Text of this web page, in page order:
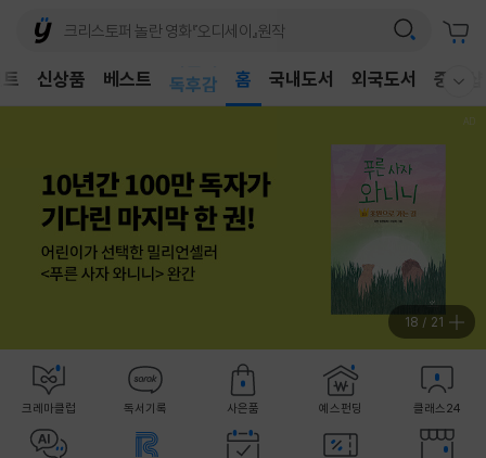
신상품 베스트
독후감
어린이
홈 국내도서 외국도서 중고샵
18 / 21
크레마클럽 독서기록 사은품 예스펀딩 클래스24